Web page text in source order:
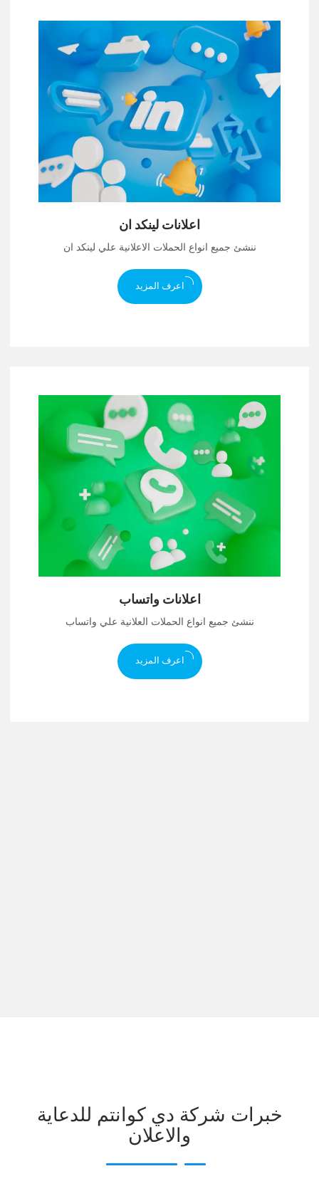
اعلانات لينكد ان
ننشئ جميع انواع الحملات الاعلانية علي لينكد ان
اعرف المزيد
اعلانات واتساب
ننشئ جميع انواع الحملات العلانية علي واتساب
اعرف المزيد
خبرات شركة دي كوانتم للدعاية
والاعلان